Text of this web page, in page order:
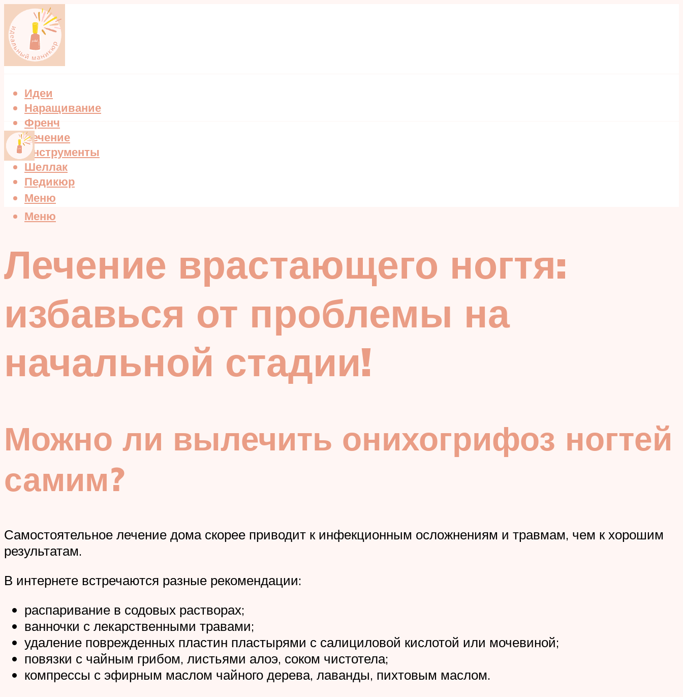
Идеи
Наращивание
Френч
Лечение
Инструменты
Шеллак
Педикюр
Меню
Меню
Лечение врастающего ногтя:
избавься от проблемы на
начальной стадии!
Можно ли вылечить онихогрифоз ногтей
самим?
Самостоятельное лечение дома скорее приводит к инфекционным осложнениям и травмам, чем к хорошим
результатам.
В интернете встречаются разные рекомендации:
распаривание в содовых растворах;
ванночки с лекарственными травами;
удаление поврежденных пластин пластырями с салициловой кислотой или мочевиной;
повязки с чайным грибом, листьями алоэ, соком чистотела;
компрессы с эфирным маслом чайного дерева, лаванды, пихтовым маслом.